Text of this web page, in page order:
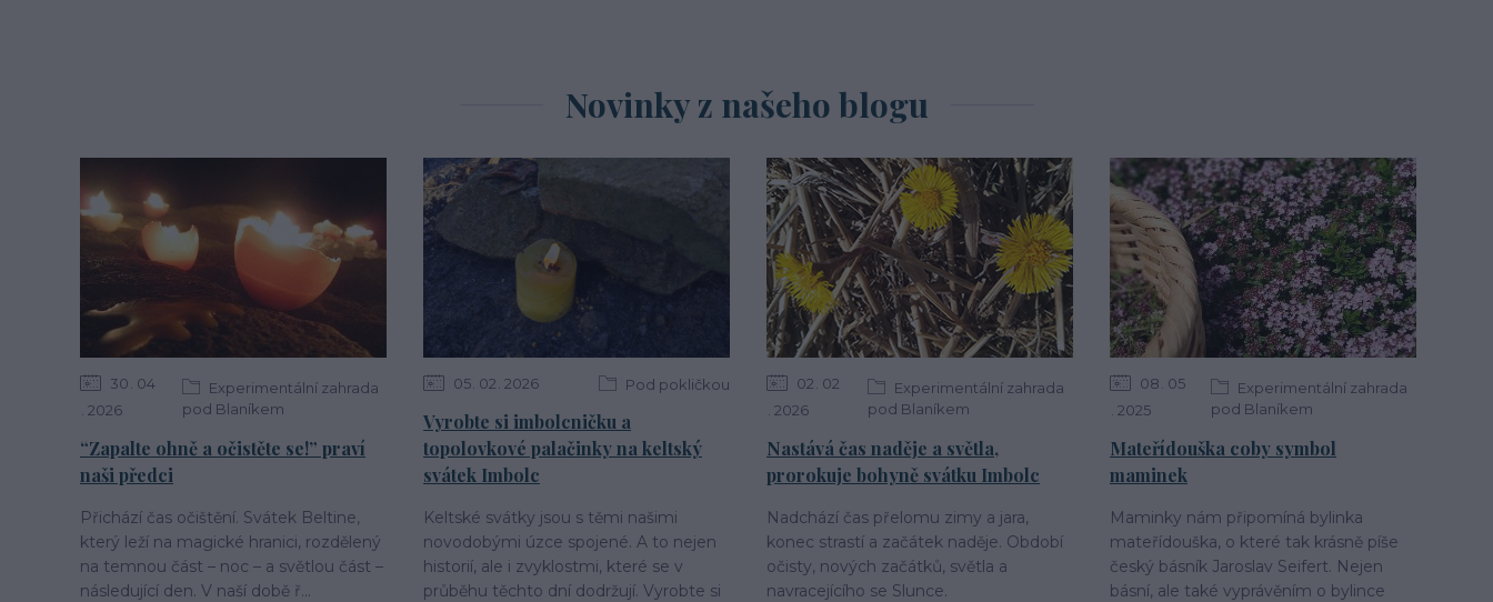
Novinky z našeho blogu
30 04
2026
Experimentální zahrada
pod Blaníkem
“Zapalte ohně a očistěte se!” praví
naši předci
Přichází čas očištění. Svátek Beltine,
který leží na magické hranici, rozdělený
na temnou část – noc – a světlou část –
následující den. V naší době ř...
05 02 2026 Pod pokličkou
Vyrobte si imbolcničku a
topolovkové palačinky na keltský
svátek Imbolc
Keltské svátky jsou s těmi našimi
novodobými úzce spojené. A to nejen
historií, ale i zvyklostmi, které se v
průběhu těchto dní dodržují. Vyrobte si
02 02
2026
Experimentální zahrada
pod Blaníkem
Nastává čas naděje a světla,
prorokuje bohyně svátku Imbolc
Nadchází čas přelomu zimy a jara,
konec strastí a začátek naděje. Období
očisty, nových začátků, světla a
navracejícího se Slunce.
08 05
2025
Experimentální zahrada
pod Blaníkem
Mateřídouška coby symbol
maminek
Maminky nám připomíná bylinka
mateřídouška, o které tak krásně píše
český básník Jaroslav Seifert. Nejen
básní, ale také vyprávěním o bylince